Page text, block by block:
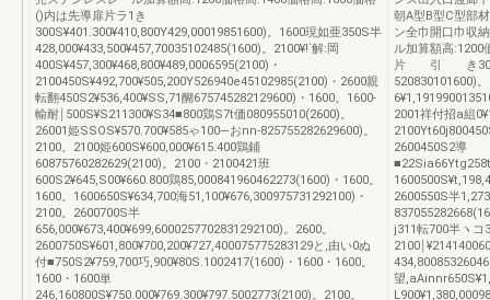
()内は先導扉片ラ1き
300S¥401.300¥410,800Y429,00019851600)。1600現如亜350S半
428,000¥433,500¥457,70035102485(1600)。2100¥!`解:岡
400S¥457,300¥468,800¥489,0006595(2100)・
2100450S¥492,700¥505,200Y526940e45102985(2100)・2600親
転翻450S2¥536,400¥SS,71醐675745282129600)・1600。1600‐
輸耐￨500S¥S211300¥S34■800鶏S7t価080955010(2600)。
26001姫SSOS¥570.700¥585ゃ100―おnn‐825755282629600)。
2100。2100姫600S¥600,000¥615.400鶏鋪
60875760282629(2100)。2100・2100421班
600S2¥645,S00¥660.800鶏85,000841960462273(1600)・1600。
1600。1600650S¥634,700海51,100¥676,300975731292100)・
2100。2600700S半
656,000¥673,400¥699,6000257702831292100)。2600。
2600750S¥601,800¥700,200¥727,400075775283129と,由い0ぬ
付■750S2¥759,700巧,900¥80S.1002417(1600)・1600・1600。
1600・1600単
246,160800S¥750.000¥769.300¥797.5002773(2100)。2100。
朝A型B型C型部
ン全巾開口巾収
ル加算額高:1200
片 引 き
520830101600)
2001祥付招a組
2600450S2導
2600550S半
j311転700半ヽコ
2100￨
望